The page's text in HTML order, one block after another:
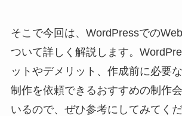
そこで今回は、WordPressでの
ついて詳しく解説します。
ットやデメリット、作成前に必要
制作を依頼できるおすすめの制作
いるので、ぜひ参考にしてみてくだ